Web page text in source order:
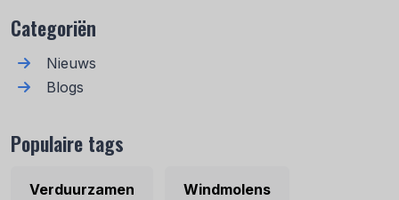
Categoriën
Nieuws
Blogs
Populaire tags
Verduurzamen Windmolens